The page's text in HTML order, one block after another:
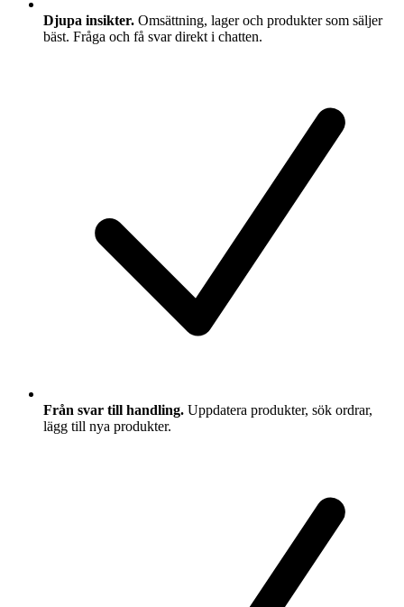
Djupa insikter. Omsättning, lager och produkter som säljer
bäst. Fråga och få svar direkt i chatten.
Från svar till handling. Uppdatera produkter, sök ordrar,
lägg till nya produkter.